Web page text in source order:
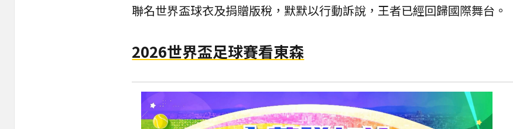
聯名世界盃球衣及捐贈版稅，默默以行動訴說，王者已經回歸國際舞台。
2026世界盃足球賽看東森